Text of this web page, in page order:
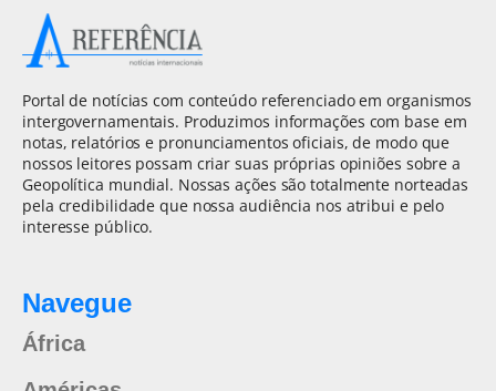
Portal de notícias com conteúdo referenciado em organismos
intergovernamentais. Produzimos informações com base em
notas, relatórios e pronunciamentos oficiais, de modo que
nossos leitores possam criar suas próprias opiniões sobre a
Geopolítica mundial. Nossas ações são totalmente norteadas
pela credibilidade que nossa audiência nos atribui e pelo
interesse público.
Navegue
África